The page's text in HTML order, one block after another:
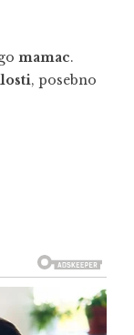
mamac.
, posebno